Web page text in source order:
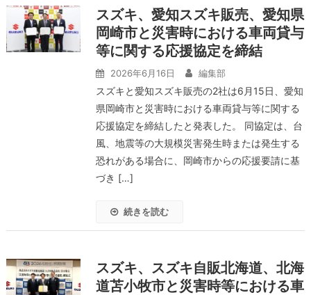
スズキ、愛知スズキ販売、愛知県
岡崎市と災害時における車両貸与
等に関する応援協定を締結
2026年6月16日 編集部
スズキと愛知スズキ販売の2社は6月15日、愛知
県岡崎市と災害時における車両貸与等に関する
応援協定を締結したと発表した。 同協定は、台
風、地震等の大規模災害発生時または発生する
恐れがある場合に、岡崎市からの応援要請に基
づき […]
続きを読む
スズキ、スズキ自販北海道、北海
道苫小牧市と災害時等における車